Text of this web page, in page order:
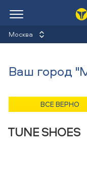
Москва
Кроссовки
TUNE SHOES
Ваш город
ВСЕ ВЕРНО